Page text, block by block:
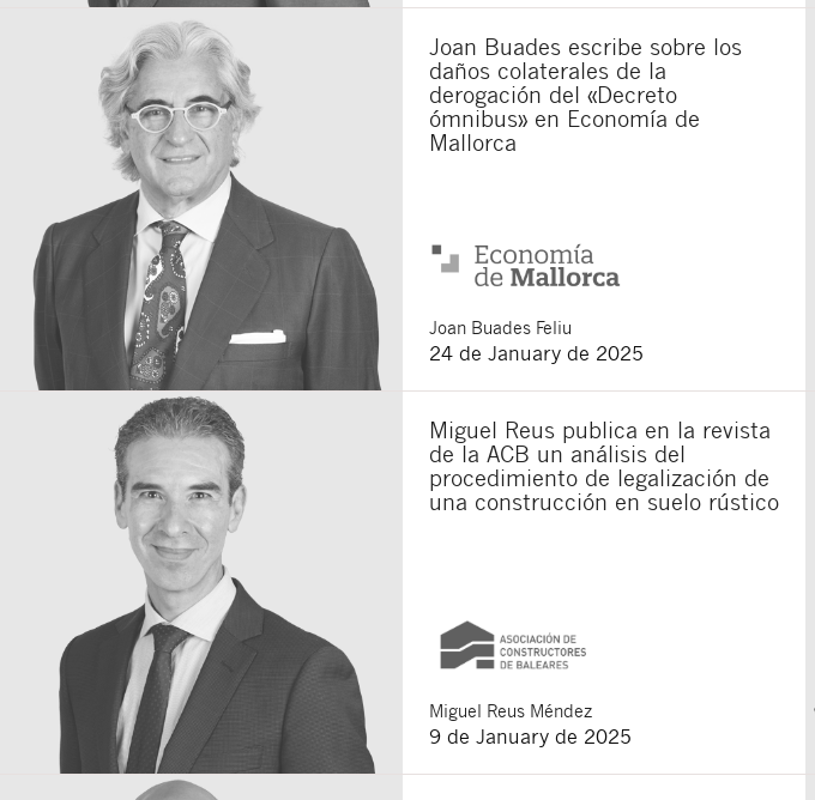
Joan Buades escribe sobre los
daños colaterales de la
derogación del «Decreto
ómnibus» en Economía de
Mallorca
Joan Buades Feliu
24 de January de 2025
Miguel Reus publica en la revista
de la ACB un análisis del
procedimiento de legalización de
una construcción en suelo rústico
Miguel Reus Méndez
9 de January de 2025